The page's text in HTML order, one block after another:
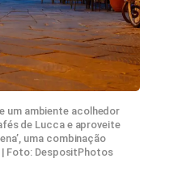
um ambiente acolhedor
de Lucca e aproveite
uma combinação
Foto: DespositPhotos